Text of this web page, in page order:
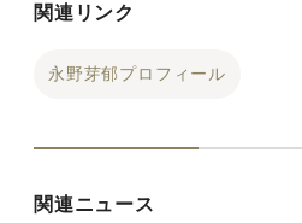
関連リンク
永野芽郁プロフィール
関連ニュース